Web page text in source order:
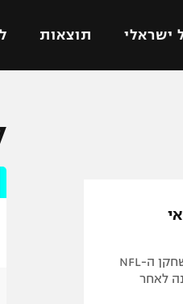
ישראלי תוצאות
תל אביב
ירושלים
כדורסל
מדיסון ביר, שגדלה בבית יהודי ואף חגגה בת מצווה, אמרה כן לשחקן ה-NFL
לאחר